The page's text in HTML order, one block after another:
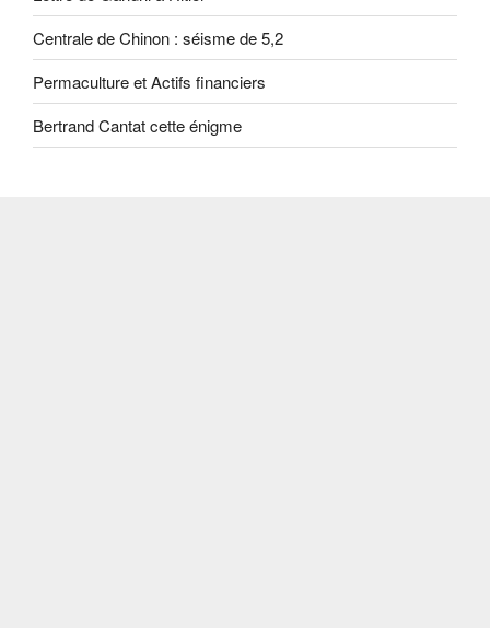
Centrale de Chinon : séisme de 5,2
Permaculture et Actifs financiers
Bertrand Cantat cette énigme